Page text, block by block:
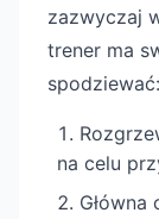
zazwyczaj
trener ma
spodziewać:
na celu